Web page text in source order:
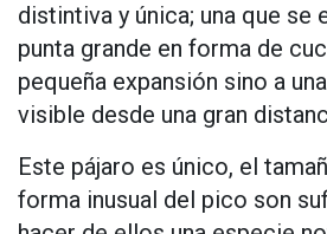
distintiva y única; una que se
punta grande en forma de
pequeña expansión sino a
visible desde una gran
Este pájaro es único, el
forma inusual del pico son